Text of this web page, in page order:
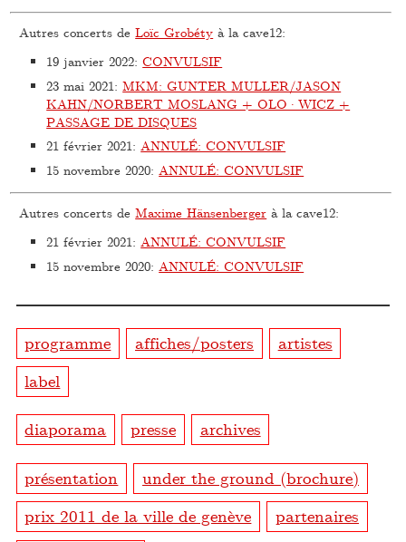
Autres concerts deLoïc Grobéty à la cave12:
19 janvier 2022:CONVULSIF
23 mai 2021:MKM: GUNTER MULLER/JASON
KAHN/NORBERT MOSLANG + OLO·WICZ +
PASSAGE DE DISQUES
21 février 2021:ANNULÉ: CONVULSIF
15 novembre 2020:ANNULÉ: CONVULSIF
Autres concerts deMaxime Hänsenberger à la cave12:
21 février 2021:ANNULÉ: CONVULSIF
15 novembre 2020:ANNULÉ: CONVULSIF
programme affiches/posters
artistes
label
diaporama presse archives
présentation
under the ground (brochure)
prix 2011 de la ville de genève
partenaires